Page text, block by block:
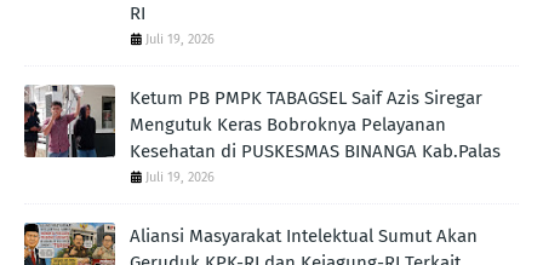
RI
Juli 19, 2026
Ketum PB PMPK TABAGSEL Saif Azis Siregar
Mengutuk Keras Bobroknya Pelayanan
Kesehatan di PUSKESMAS BINANGA Kab.Palas
Juli 19, 2026
Aliansi Masyarakat Intelektual Sumut Akan